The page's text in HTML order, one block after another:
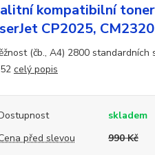
kompatibilní
CP2025,
(čb., A4) 2800 standardních
celý popis
skladem
před slevou
990 Kč